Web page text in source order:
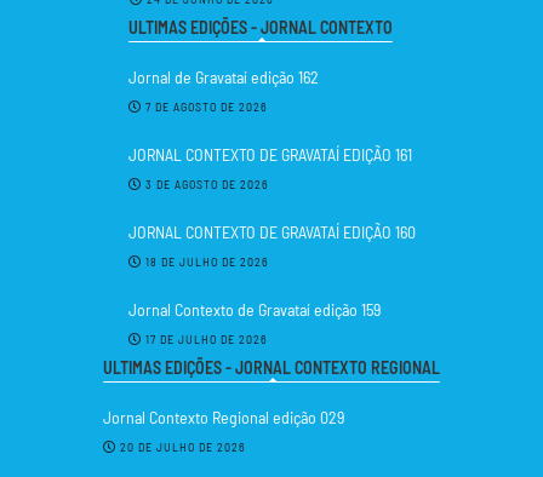
ULTIMAS EDIÇÕES - JORNAL CONTEXTO
Jornal de Gravataí edição 162
7 DE AGOSTO DE 2026
JORNAL CONTEXTO DE GRAVATAÍ EDIÇÃO 161
3 DE AGOSTO DE 2026
JORNAL CONTEXTO DE GRAVATAÍ EDIÇÃO 160
18 DE JULHO DE 2026
Jornal Contexto de Gravataí edição 159
17 DE JULHO DE 2026
ULTIMAS EDIÇÕES - JORNAL CONTEXTO REGIONAL
Jornal Contexto Regional edição 029
20 DE JULHO DE 2026